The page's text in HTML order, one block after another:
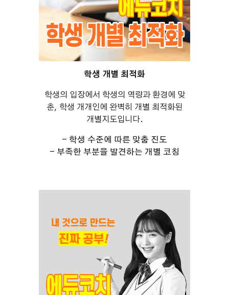
학생 개별 최적화
학생의 입장에서 학생의 역량과 환경에 맞
춘, 학생 개개인에 완벽히 개별 최적화된
개별지도입니다.
- 학생 수준에 따른 맞춤 진도
- 부족한 부분을 발견하는 개별 코칭